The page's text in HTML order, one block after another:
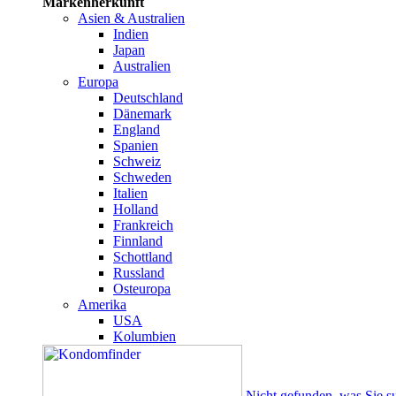
Asien & Australien
Indien
Japan
Australien
Europa
Deutschland
Dänemark
England
Spanien
Schweiz
Schweden
Italien
Holland
Frankreich
Finnland
Schottland
Russland
Osteuropa
Amerika
USA
Kolumbien